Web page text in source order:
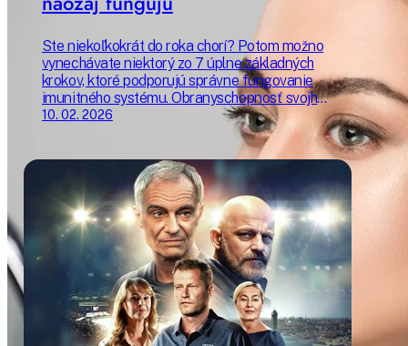
Ste niekoľkokrát do roka chorí? Potom možno
vynechávate niektorý zo 7 úplne základných
krokov, ktoré podporujú správne fungovanie
imunitného systému. Obranyschopnosť svojho
organizmu môžete zlepšiť príjemne a
udržateľne – a žiť tak oveľa kvalitnejší život.
Poradíme vám, ako začať už dnes.
10. 02. 2026